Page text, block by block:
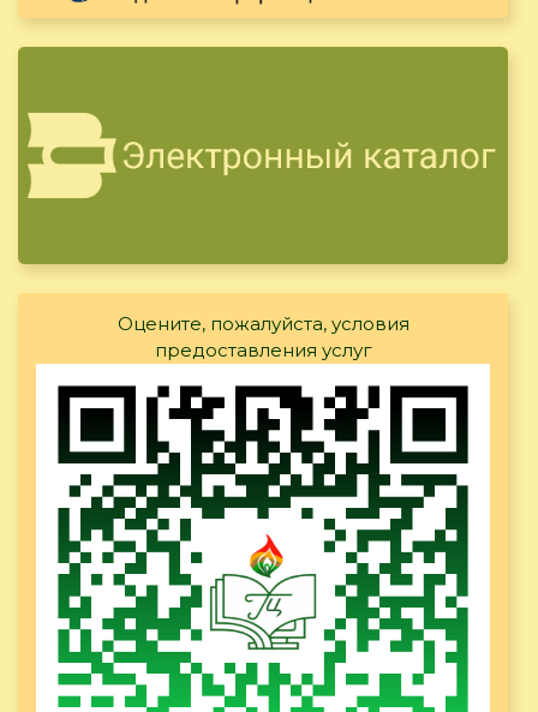
Оцените, пожалуйста, условия
предоставления услуг